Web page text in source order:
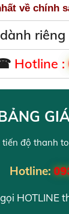
về chính
dành riêng
Hotline :
độ thanh
Hotline:
HOTLINE